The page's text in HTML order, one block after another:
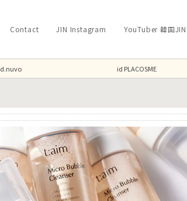
YouTuber 韓国JIN
JIN Instagram
Contact
d.nuvo id PLACOSME